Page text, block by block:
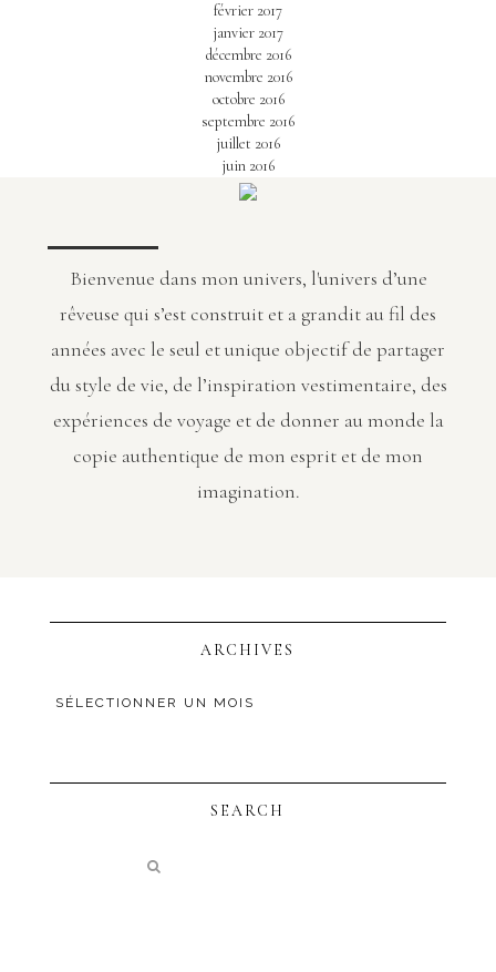
février 2017
janvier 2017
décembre 2016
novembre 2016
octobre 2016
septembre 2016
juillet 2016
juin 2016
Bienvenue dans mon univers, l'univers d’une
rêveuse qui s’est construit et a grandit au fil des
années avec le seul et unique objectif de partager
du style de vie, de l’inspiration vestimentaire, des
expériences de voyage et de donner au monde la
copie authentique de mon esprit et de mon
imagination.
ARCHIVES
SEARCH